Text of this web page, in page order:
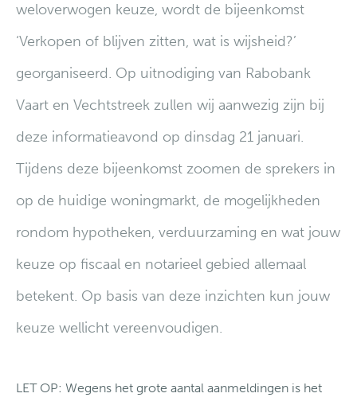
weloverwogen keuze, wordt de bijeenkomst
‘Verkopen of blijven zitten, wat is wijsheid?’
georganiseerd. Op uitnodiging van Rabobank
Vaart en Vechtstreek zullen wij aanwezig zijn bij
deze informatieavond op dinsdag 21 januari.
Tijdens deze bijeenkomst zoomen de sprekers in
op de huidige woningmarkt, de mogelijkheden
rondom hypotheken, verduurzaming en wat jouw
keuze op fiscaal en notarieel gebied allemaal
betekent. Op basis van deze inzichten kun jouw
keuze wellicht vereenvoudigen.
LET OP: Wegens het grote aantal aanmeldingen is het